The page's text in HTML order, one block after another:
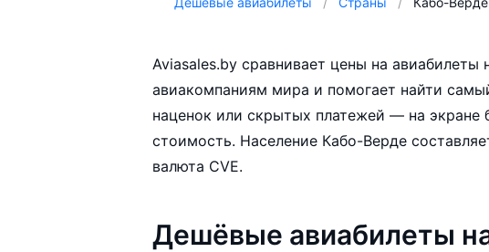
Aviasales.by сравнивает цены на авиабилеты
авиакомпаниям мира и помогает найти
наценок или скрытых платежей — на экране
стоимость. Население Кабо-Верде составляет 508,659 человек. Официальная
валюта CVE.
Дешёвые авиабилеты